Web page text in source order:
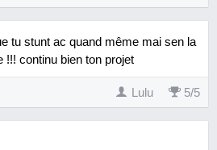
tu stunt ac quand même mai sen la
continu bien ton projet
Lulu 5/5